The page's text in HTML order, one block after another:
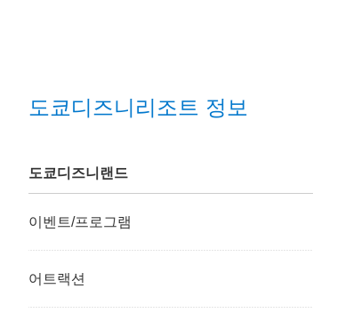
도쿄디즈니리조트 정보
도쿄디즈니랜드
이벤트/프로그램
어트랙션